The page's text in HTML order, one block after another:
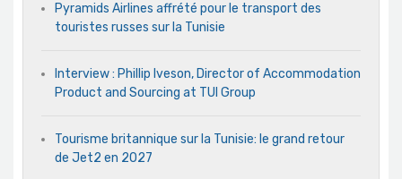
Pyramids Airlines affrété pour le transport des
touristes russes sur la Tunisie
Interview : Phillip Iveson, Director of Accommodation
Product and Sourcing at TUI Group
Tourisme britannique sur la Tunisie: le grand retour
de Jet2 en 2027